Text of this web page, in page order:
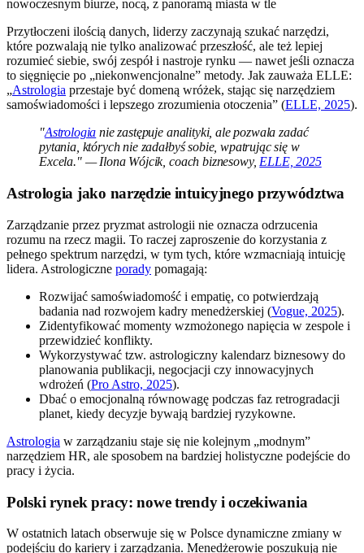
Przytłoczeni ilością danych, liderzy zaczynają szukać narzędzi,
które pozwalają nie tylko analizować przeszłość, ale też lepiej
rozumieć siebie, swój zespół i nastroje rynku — nawet jeśli oznacza
to sięgnięcie po „niekonwencjonalne” metody. Jak zauważa ELLE:
„Astrologia przestaje być domeną wróżek, stając się narzędziem
samoświadomości i lepszego zrozumienia otoczenia” (ELLE, 2025).
"Astrologia nie zastępuje analityki, ale pozwala zadać
pytania, których nie zadałbyś sobie, wpatrując się w
Excela." — Ilona Wójcik, coach biznesowy, ELLE, 2025
Astrologia jako narzędzie intuicyjnego przywództwa
Zarządzanie przez pryzmat astrologii nie oznacza odrzucenia
rozumu na rzecz magii. To raczej zaproszenie do korzystania z
pełnego spektrum narzędzi, w tym tych, które wzmacniają intuicję
lidera. Astrologiczne porady pomagają:
Rozwijać samoświadomość i empatię, co potwierdzają
badania nad rozwojem kadry menedżerskiej (Vogue, 2025).
Zidentyfikować momenty wzmożonego napięcia w zespole i
przewidzieć konflikty.
Wykorzystywać tzw. astrologiczny kalendarz biznesowy do
planowania publikacji, negocjacji czy innowacyjnych
wdrożeń (Pro Astro, 2025).
Dbać o emocjonalną równowagę podczas faz retrogradacji
planet, kiedy decyzje bywają bardziej ryzykowne.
Astrologia w zarządzaniu staje się nie kolejnym „modnym”
narzędziem HR, ale sposobem na bardziej holistyczne podejście do
pracy i życia.
Polski rynek pracy: nowe trendy i oczekiwania
W ostatnich latach obserwuje się w Polsce dynamiczne zmiany w
podejściu do kariery i zarządzania. Menedżerowie poszukują nie